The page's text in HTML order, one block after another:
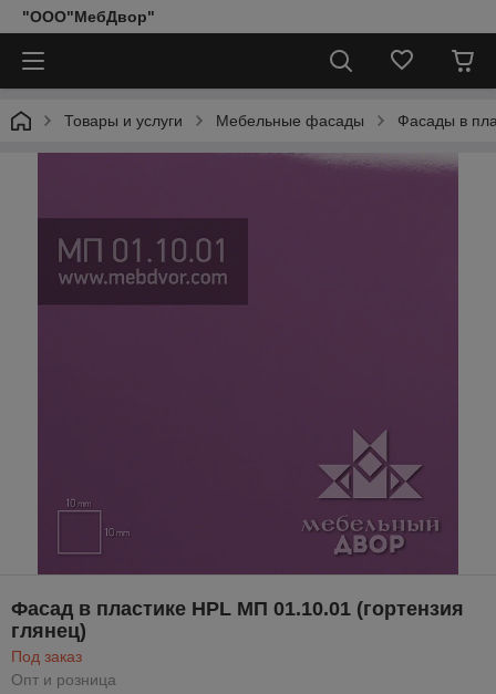
"ООО"МебДвор"
Товары и услуги Мебельные фасады Фасады в
Фасад в пластике HPL МП 01.10.01 (гортензия
глянец)
Под заказ
Опт и розница